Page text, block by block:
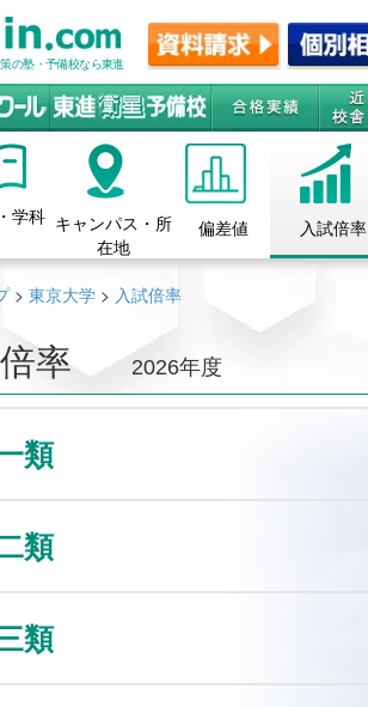
の塾・予備校なら東進
学科 キャンパス・所
在地
偏差値 入試倍率
> 東京大学 > 入試倍率
率 2026年度
類
類
類